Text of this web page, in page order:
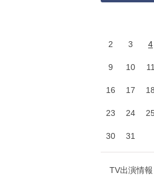
2 3 4
9 10 11
16 17 18
23 24
30 31
TV出演情報